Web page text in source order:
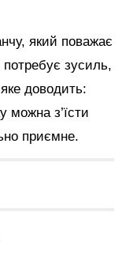
який поважає
зусиль,
доводить:
можна з’їсти
приємне.